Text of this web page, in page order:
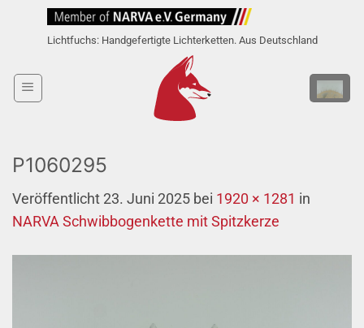
Lichtfuchs: Handgefertigte Lichterketten. Aus Deutschland
P1060295
Veröffentlicht 23. Juni 2025 bei 1920 × 1281 in
NARVA Schwibbogenkette mit Spitzkerze